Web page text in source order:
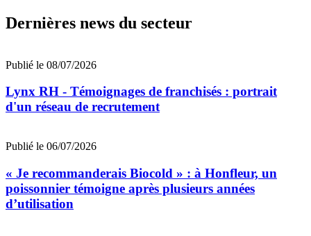
Dernières news du secteur
Publié le 08/07/2026
Lynx RH - Témoignages de franchisés : portrait
d'un réseau de recrutement
Publié le 06/07/2026
« Je recommanderais Biocold » : à Honfleur, un
poissonnier témoigne après plusieurs années
d’utilisation